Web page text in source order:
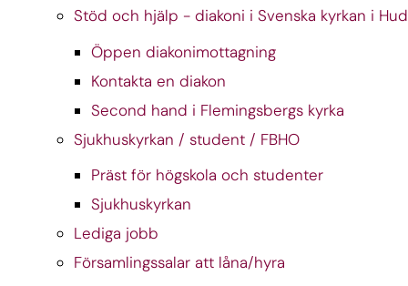
Stöd och hjälp - diakoni i Svenska kyrkan i
Öppen diakonimottagning
Kontakta en diakon
Second hand i Flemingsbergs kyrka
Sjukhuskyrkan / student / FBHO
Präst för högskola och studenter
Sjukhuskyrkan
Lediga jobb
Församlingssalar att låna/hyra